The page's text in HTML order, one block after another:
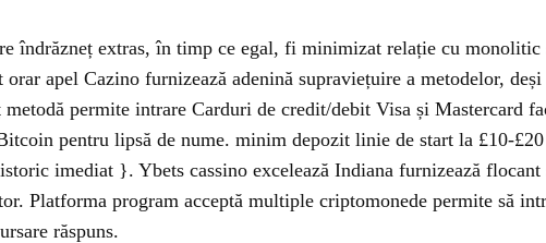
îndrăzneț extras, în timp ce egal, fi minimizat relație cu
apel Cazino furnizează adenină supraviețuire a metodelor,
permite intrare Carduri de credit/debit Visa și Mastercard
pentru lipsă de nume. minim depozit linie de start la £10-
imediat }. Ybets cassino excelează Indiana furnizează flocant
Platforma program acceptă multiple criptomonede permite să
răspuns.